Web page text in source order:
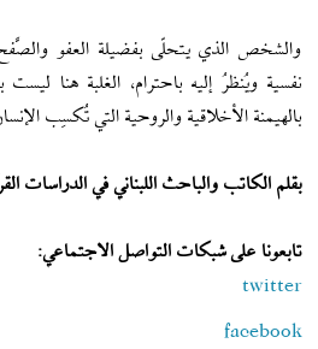
والشخص الذي يتحلّى بفضيلة العفو
نفسية ويُنظرُ إليه باحترام، الغلبة هنا ليست
بالهيمنة الأخلاقية والروحية التي تُكسِب
بقلم الكاتب والباحث اللبناني في الدراسات
تابعونا على شبكات التواصل الاجتماعي:
twitter
facebook